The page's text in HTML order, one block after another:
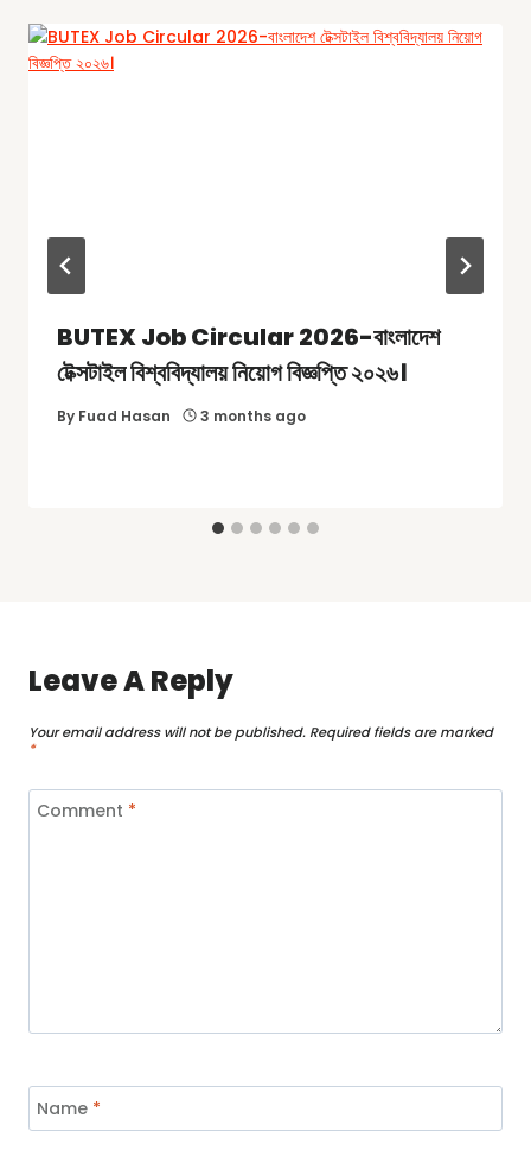
BUTEX Job Circular 2026-বাংলাদেশ
টেক্সটাইল বিশ্ববিদ্যালয় নিয়োগ বিজ্ঞপ্তি ২০২৬।
By Fuad Hasan 3 months ago
Leave A Reply
Your email address will not be published. Required fields are marked
*
Comment *
Name *